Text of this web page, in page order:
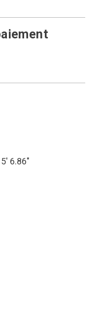
6.86″